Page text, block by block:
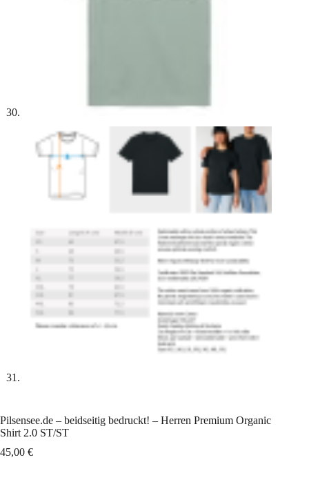
Pilsensee.de – beidseitig bedruckt! – Herren Premium Organic
Shirt 2.0 ST/ST
45,00 €